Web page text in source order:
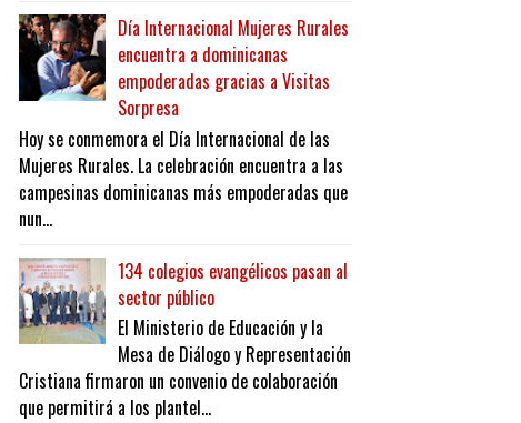
Día Internacional Mujeres Rurales
encuentra a dominicanas
empoderadas gracias a Visitas
Sorpresa
Hoy se conmemora el Día Internacional de las
Mujeres Rurales. La celebración encuentra a las
campesinas dominicanas más empoderadas que
nun...
134 colegios evangélicos pasan al
sector público
El Ministerio de Educación y la
Mesa de Diálogo y Representación
Cristiana firmaron un convenio de colaboración
que permitirá a los plantel...